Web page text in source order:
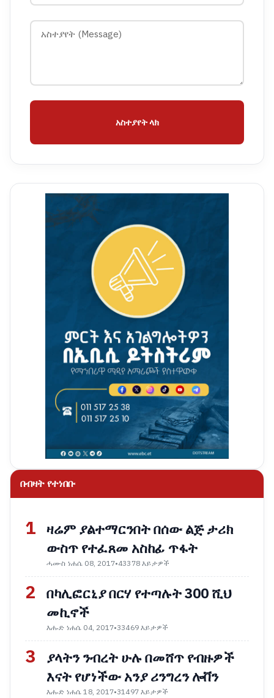
አስተያየት ላክ
በብዛት የተነበቡ
1 ዛሬም ያልተማርንበት በሰው ልጅ ታሪክ
ውስጥ የተፈጸመ አስከፊ ጥፋት
ሓሙስ ነሐሴ 08, 2017•43378 እይታዎች
2 በካሊፎርኒያ በርሃ የተጣሉት 300 ሺህ
መኪኖች
እሑድ ነሐሴ 04, 2017•33469 እይታዎች
3
ያላትን ንብረት ሁሉ በመሸጥ የብዙዎች
እናት የሆነችው አንያ ሪንግረን ሎቨን
እሑድ ነሐሴ 18, 2017•31497 እይታዎች